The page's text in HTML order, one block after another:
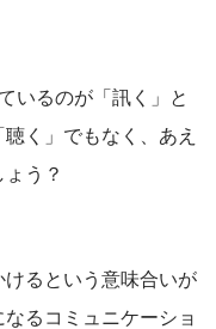
るのが「訊く」と
く」でもなく、あえ
う？
けるという意味合いが
るコミュニケーショ